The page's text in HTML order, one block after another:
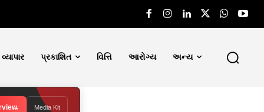
વ્યાપાર પ્રકાશિત વિત્તિ આરોગ્ય અન્ય
Media Kit